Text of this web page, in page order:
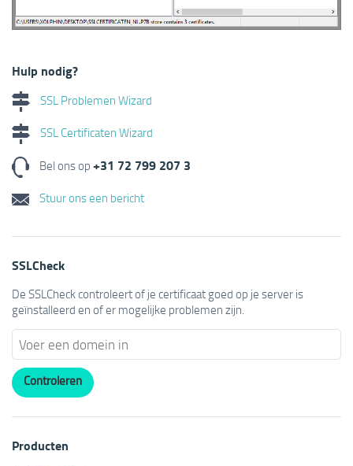
Hulp nodig?
SSL Problemen Wizard
SSL Certificaten Wizard
Bel ons op +31 72 799 207 3
Stuur ons een bericht
SSLCheck
De SSLCheck controleert of je certificaat goed op je server is
geïnstalleerd en of er mogelijke problemen zijn.
Producten